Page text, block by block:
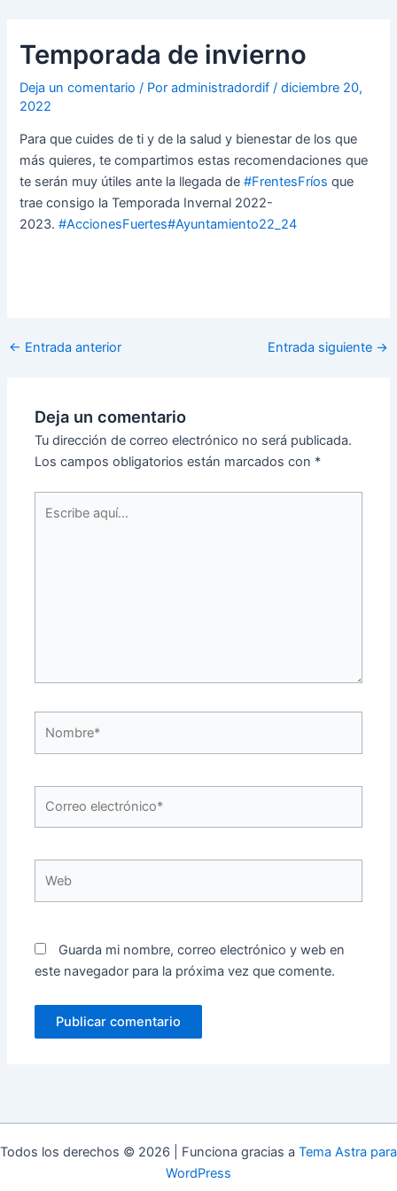
contenido
Temporada de invierno
Deja un comentario / Poradministradordif/diciembre 20,
2022
Para que cuides de ti y de la salud y bienestar de los que
más quieres, te compartimos estas recomendaciones que
te serán muy útiles ante la llegada de#FrentesFríos que
trae consigo la Temporada Invernal 2022-
2023.#AccionesFuertes#Ayuntamiento22_24
entradas
← Entrada anterior Entrada siguiente →
Deja un comentario
Tu dirección de correo electrónico no será publicada.
Los campos obligatorios están marcados con *
Guarda mi nombre, correo electrónico y web en
este navegador para la próxima vez que comente.
Todos los derechos © 2026 | Funciona gracias a Tema Astra para
WordPress